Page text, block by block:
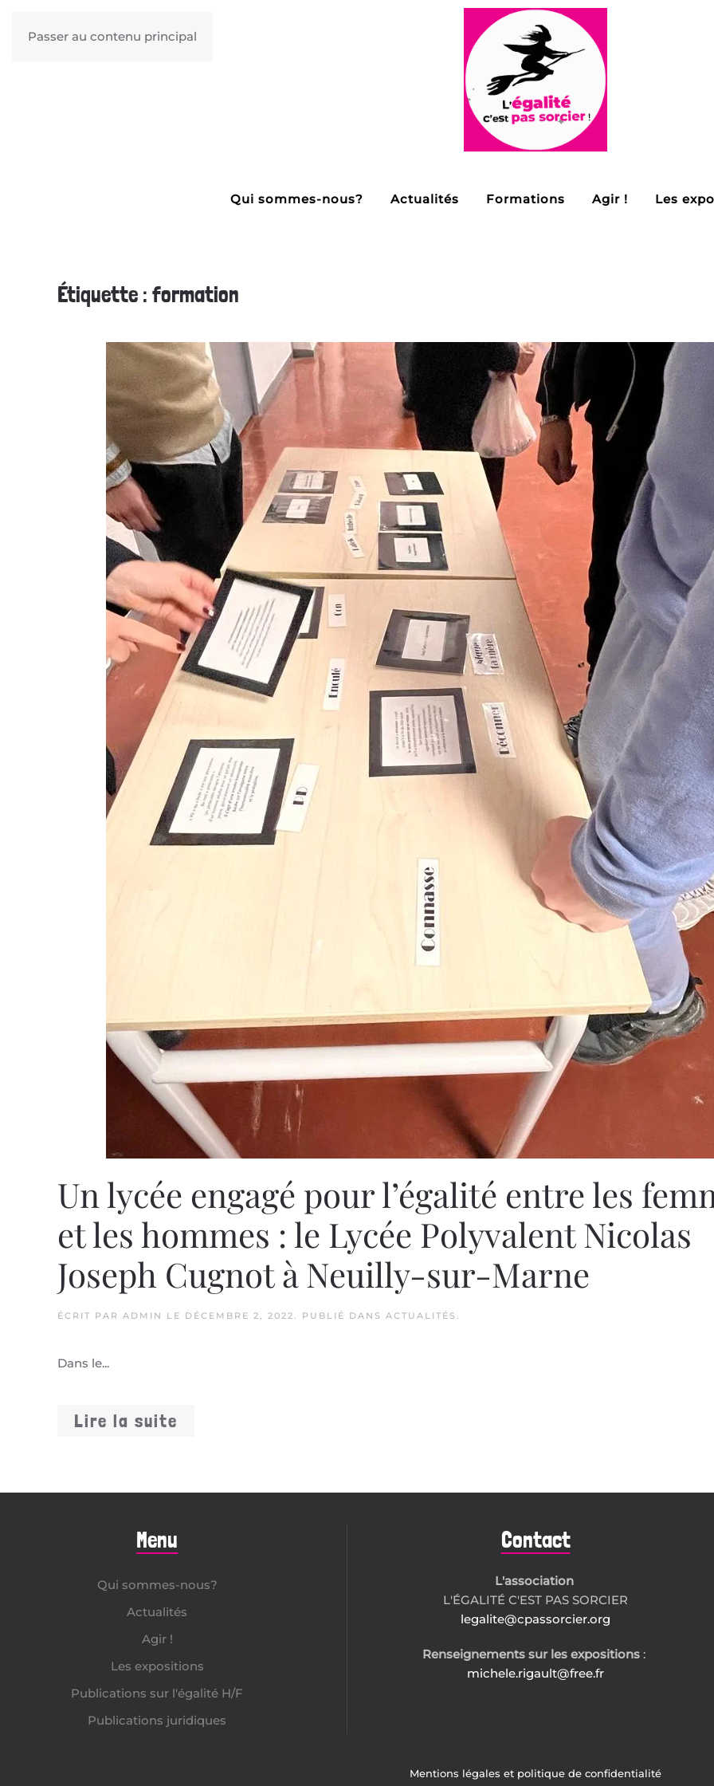
Passer au contenu principal
Qui sommes-nous? Actualités Formations Agir ! Les
Étiquette : formation
Un lycée engagé pour l’égalité entre les
et les hommes : le Lycée Polyvalent Nicolas
Joseph Cugnot à Neuilly-sur-Marne
ÉCRIT PAR ADMIN LE DÉCEMBRE 2, 2022. PUBLIÉ DANS ACTUALITÉS .
Dans le...
Lire la suite
Menu
Qui sommes-nous?
Actualités
Agir !
Les expositions
Publications sur l'égalité H/F
Publications juridiques
Contact
L'association
L'ÉGALITÉ C'EST PAS SORCIER
legalite@cpassorcier.org
Renseignements sur les expositions :
michele.rigault@free.fr
Mentions légales et politique de confidentialité